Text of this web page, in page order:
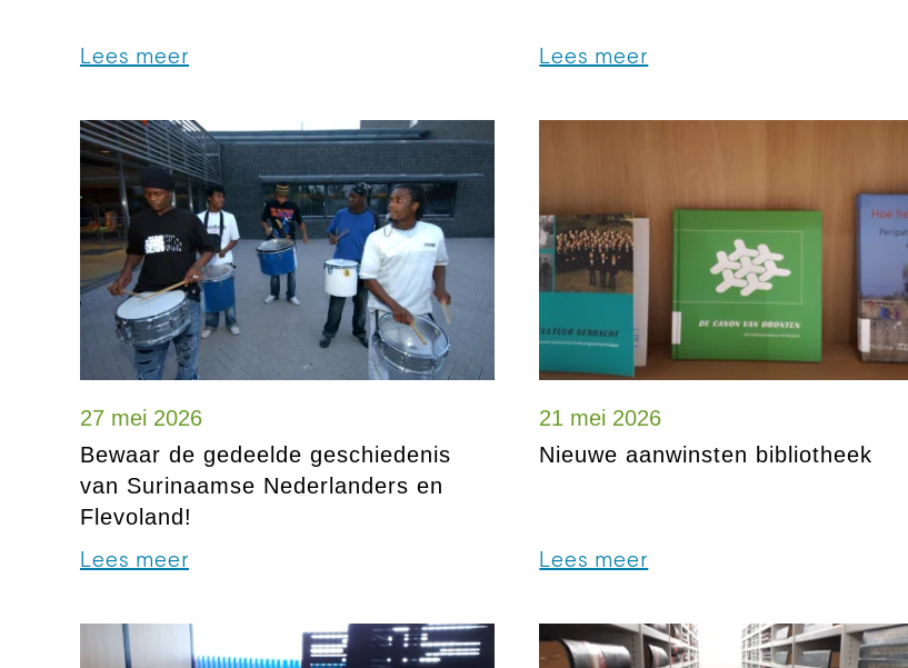
Lees meer Lees meer
27 mei 2026
Bewaar de gedeelde geschiedenis
van Surinaamse Nederlanders en
Flevoland!
Lees meer
21 mei 2026
Nieuwe aanwinsten bibliotheek
Lees meer